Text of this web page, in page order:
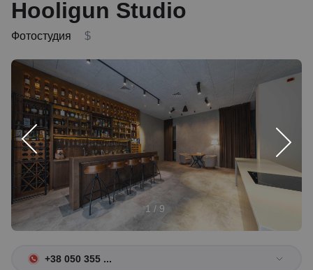
Hooligun Studio
Фотостудия $
1 / 9
+38 050 355 ...